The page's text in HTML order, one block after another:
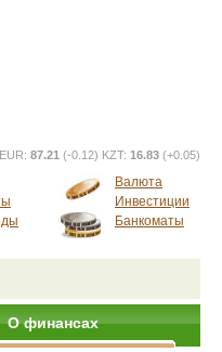
87.21 (-0.12) KZT: 16.83 (+0.05)
Валюта
Инвестиции
Банкоматы
О финансах